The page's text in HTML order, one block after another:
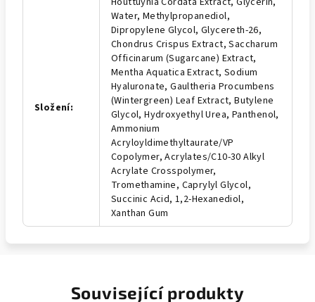
Složení:
Water, Methylpropanediol,
Dipropylene Glycol, Glycereth-26,
Chondrus Crispus Extract, Saccharum
Officinarum (Sugarcane) Extract,
Mentha Aquatica Extract, Sodium
Hyaluronate, Gaultheria Procumbens
(Wintergreen) Leaf Extract, Butylene
Glycol, Hydroxyethyl Urea, Panthenol,
Ammonium
Acryloyldimethyltaurate/VP
Copolymer, Acrylates/C10-30 Alkyl
Acrylate Crosspolymer,
Tromethamine, Caprylyl Glycol,
Succinic Acid, 1,2-Hexanediol,
Xanthan Gum
Související produkty